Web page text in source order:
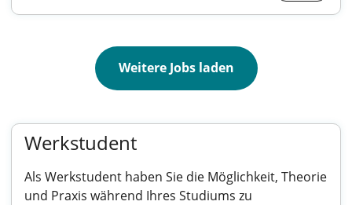
Weitere Jobs laden
Werkstudent
Als Werkstudent haben Sie die Möglichkeit, Theorie
und Praxis während Ihres Studiums zu